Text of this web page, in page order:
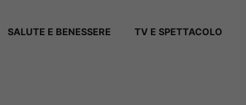
SALUTE E BENESSERE TV E SPETTACOLO